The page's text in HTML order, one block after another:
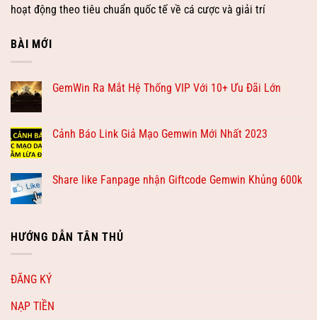
hoạt động theo tiêu chuẩn quốc tế về cá cược và giải trí
BÀI MỚI
GemWin Ra Mắt Hệ Thống VIP Với 10+ Ưu Đãi Lớn
Cảnh Báo Link Giả Mạo Gemwin Mới Nhất 2023
Share like Fanpage nhận Giftcode Gemwin Khủng 600k
HƯỚNG DẪN TÂN THỦ
ĐĂNG KÝ
NẠP TIỀN